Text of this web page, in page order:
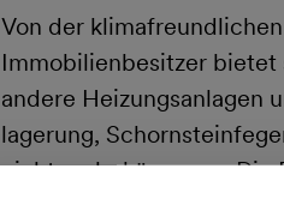
Von der
Immobilienbesitzer bietet
andere Heizungsanlagen
lagerung,
nicht mehr kümmern. Die